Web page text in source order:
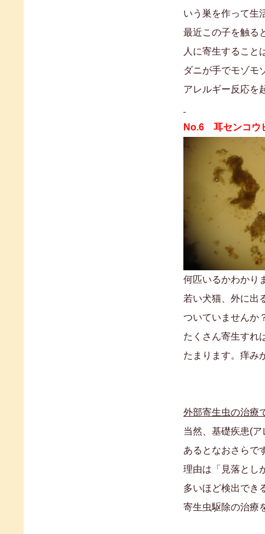
いう巣を作って生
最近この子を触る
人に寄生すること
ダニが手でモゾモ
アレルギー反応を
No.6 耳センコウ
何匹いるかわかり
若い犬猫、外に出
ついていませんか
たくさん寄生すれ
たまります。痒み
外部寄生虫の治療
当然、基礎疾患(
あるとなおさらで
理由は「見落とし
多いほど検出でき
寄生虫駆除の治療